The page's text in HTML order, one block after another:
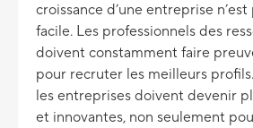
croissance d’une entreprise
facile. Les professionnels des
doivent constamment faire
pour recruter les meilleurs
les entreprises doivent devenir
et innovantes, non seulement